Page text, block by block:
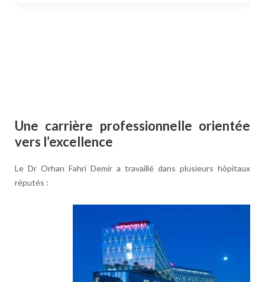
Une carrière professionnelle orientée
vers l’excellence
Le Dr Orhan Fahri Demir a travaillé dans plusieurs hôpitaux
réputés :